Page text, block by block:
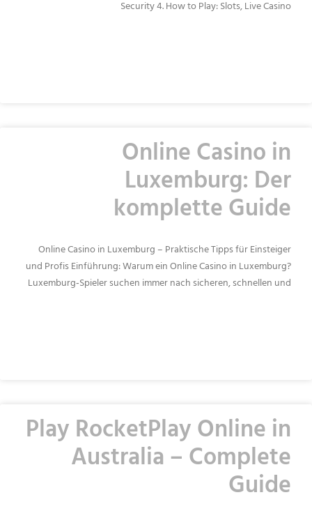
Security 4. How to Play: Slots, Live Casino
Online Casino in
Luxemburg: Der
komplette Guide
Online Casino in Luxemburg – Praktische Tipps für Einsteiger
und Profis Einführung: Warum ein Online Casino in Luxemburg?
Luxemburg‑Spieler suchen immer nach sicheren, schnellen und
Play RocketPlay Online in
Australia – Complete
Guide